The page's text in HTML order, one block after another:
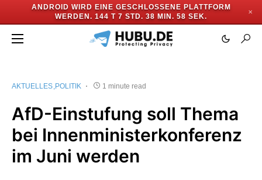
ANDROID WIRD EINE GESCHLOSSENE PLATTFORM
WERDEN. 144 T 7 STD. 38 MIN. 58 SEK.
✕
AKTUELLES POLITIK 1 minute read
AfD-Einstufung soll Thema
bei Innenministerkonferenz
im Juni werden